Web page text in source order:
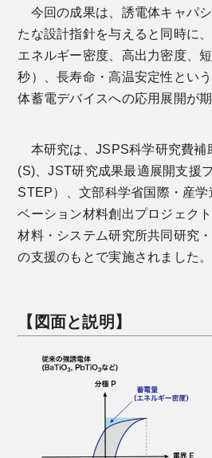
今回の成果は、誘電体キャパ
たな設計指針を与えると同時に
エネルギー密度、高出力密度、
秒）、長寿命・高温安定性とい
体蓄電デバイスへの応用展開が期
本研究は、JSPS科学研究費補
(S)、JST研究成果最適展開支援
STEP）、文部科学省国際・産学
ベーション材料創出プロジェク
材料・システム研究所共同研究
の支援のもとで実施されました。
【図面と説明】